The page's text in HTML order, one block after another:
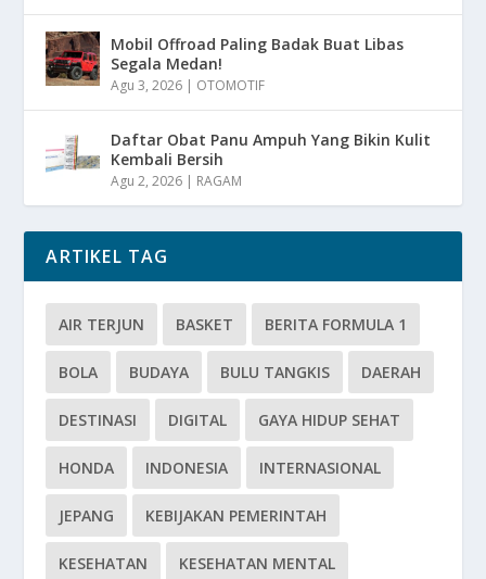
Mobil Offroad Paling Badak Buat Libas
Segala Medan!
Agu 3, 2026 | OTOMOTIF
Daftar Obat Panu Ampuh Yang Bikin Kulit
Kembali Bersih
Agu 2, 2026 | RAGAM
ARTIKEL TAG
AIR TERJUN BASKET BERITA FORMULA 1
BOLA BUDAYA BULU TANGKIS DAERAH
DESTINASI DIGITAL GAYA HIDUP SEHAT
HONDA INDONESIA INTERNASIONAL
JEPANG KEBIJAKAN PEMERINTAH
KESEHATAN KESEHATAN MENTAL